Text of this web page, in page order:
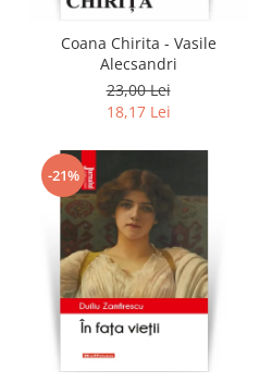
Coana Chirita - Vasile
Alecsandri
23,00 Lei
18,17 Lei
-21%